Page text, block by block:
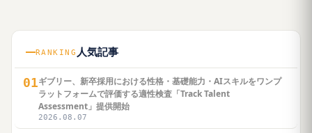
RANKING 人気記事
01ギブリー、新卒採用における性格・基礎能力・AIスキルをワンプ
ラットフォームで評価する適性検査「Track Talent
Assessment」提供開始
2026.08.07